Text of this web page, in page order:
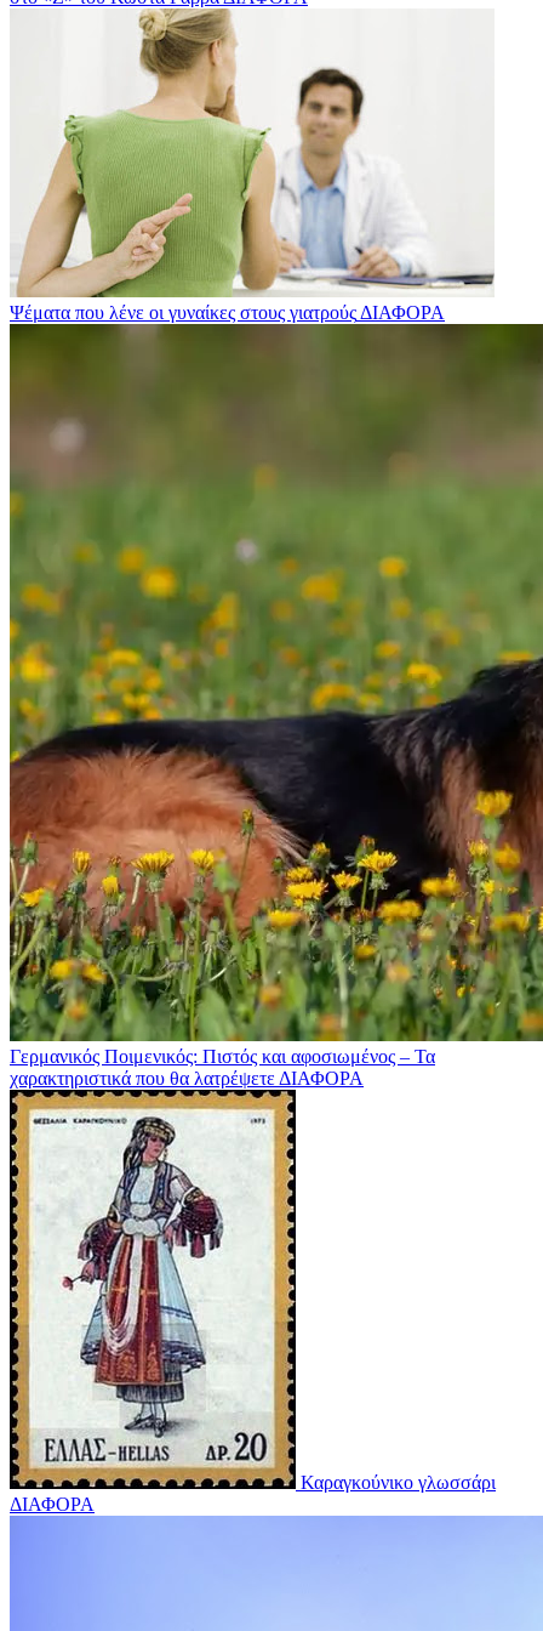
Ψέματα που λένε οι γυναίκες στους γιατρούς ΔΙΑΦΟΡΑ
Γερμανικός Ποιμενικός: Πιστός και αφοσιωμένος – Τα
χαρακτηριστικά που θα λατρέψετε ΔΙΑΦΟΡΑ
Καραγκούνικο γλωσσάρι
ΔΙΑΦΟΡΑ